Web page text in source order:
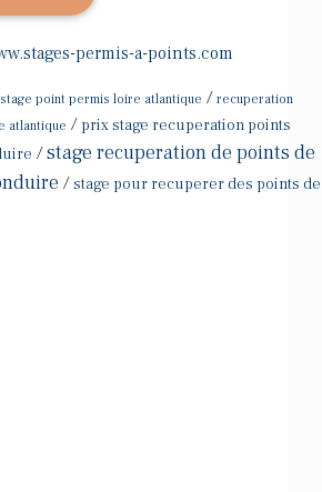
permis-a-points.com
stage point permis loire atlantique / recuperation
atlantique / prix stage recuperation points
/stage recuperation de points de
/stage pour recuperer des points de